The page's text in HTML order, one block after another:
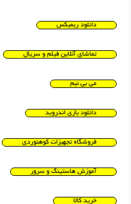
دانلود ریمیکس
تماشای آنلاین فیلم و سریال
می بی نیم
دانلود بازی اندروید
فروشگاه تجهیزات کوهنوردی
آموزش هاستینگ و سرور
خرید کالا